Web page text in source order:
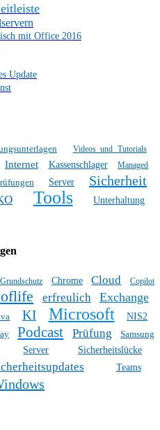
mit Office 2016
Update
Videos und Tutorials
Internet Kassenschlager Managed
Server Sicherheit
Tools
Unterhaltung
Chrome Cloud
Copilot
erfreulich Exchange
KI Microsoft NIS2
Podcast Prüfung
Samsung
Server Sicherheitslücke
Teams